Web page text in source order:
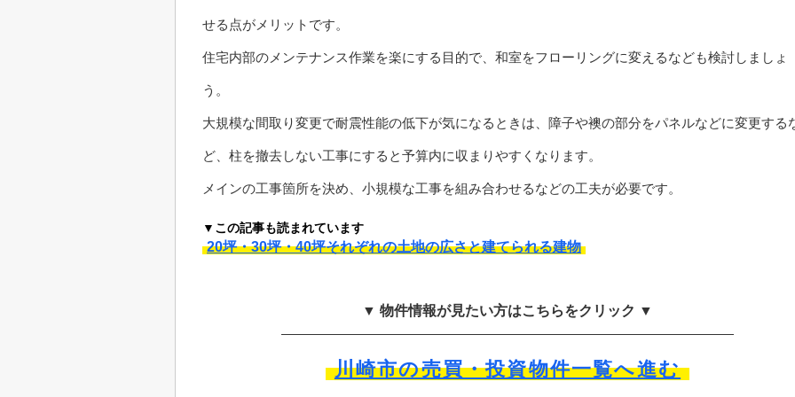
せる点がメリットです。
住宅内部のメンテナンス作業を楽にする目的で、和室をフローリングに変えるなども検討しましょ
う。
大規模な間取り変更で耐震性能の低下が気になるときは、障子や襖の部分をパネルなどに変更する
ど、柱を撤去しない工事にすると予算内に収まりやすくなります。
メインの工事箇所を決め、小規模な工事を組み合わせるなどの工夫が必要です。
▼この記事も読まれています
20坪・30坪・40坪それぞれの土地の広さと建てられる建物
▼ 物件情報が見たい方はこちらをクリック ▼
川崎市の売買・投資物件一覧へ進む